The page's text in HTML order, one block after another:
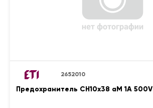
2652010
Предохранитель CH10x38 aM 1A 500V